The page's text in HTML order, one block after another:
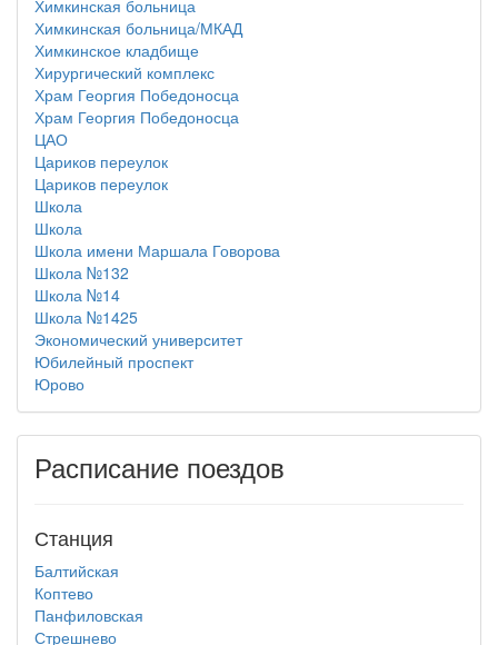
Химкинская больница
Химкинская больница/МКАД
Химкинское кладбище
Хирургический комплекс
Храм Георгия Победоносца
Храм Георгия Победоносца
ЦАО
Цариков переулок
Цариков переулок
Школа
Школа
Школа имени Маршала Говорова
Школа №132
Школа №14
Школа №1425
Экономический университет
Юбилейный проспект
Юрово
Расписание поездов
Станция
Балтийская
Коптево
Панфиловская
Стрешнево